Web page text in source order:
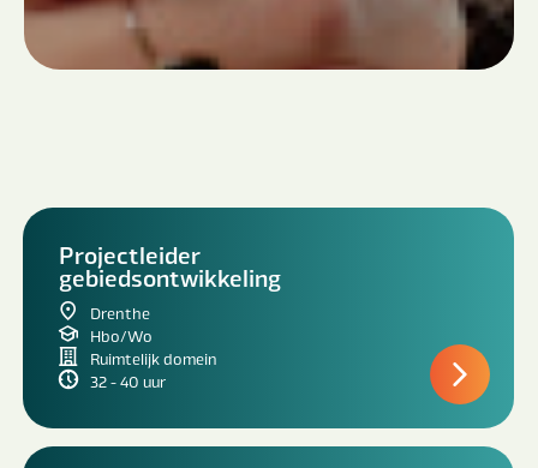
Projectleider
gebiedsontwikkeling
Drenthe
Hbo/Wo
Ruimtelijk domein
32 - 40 uur